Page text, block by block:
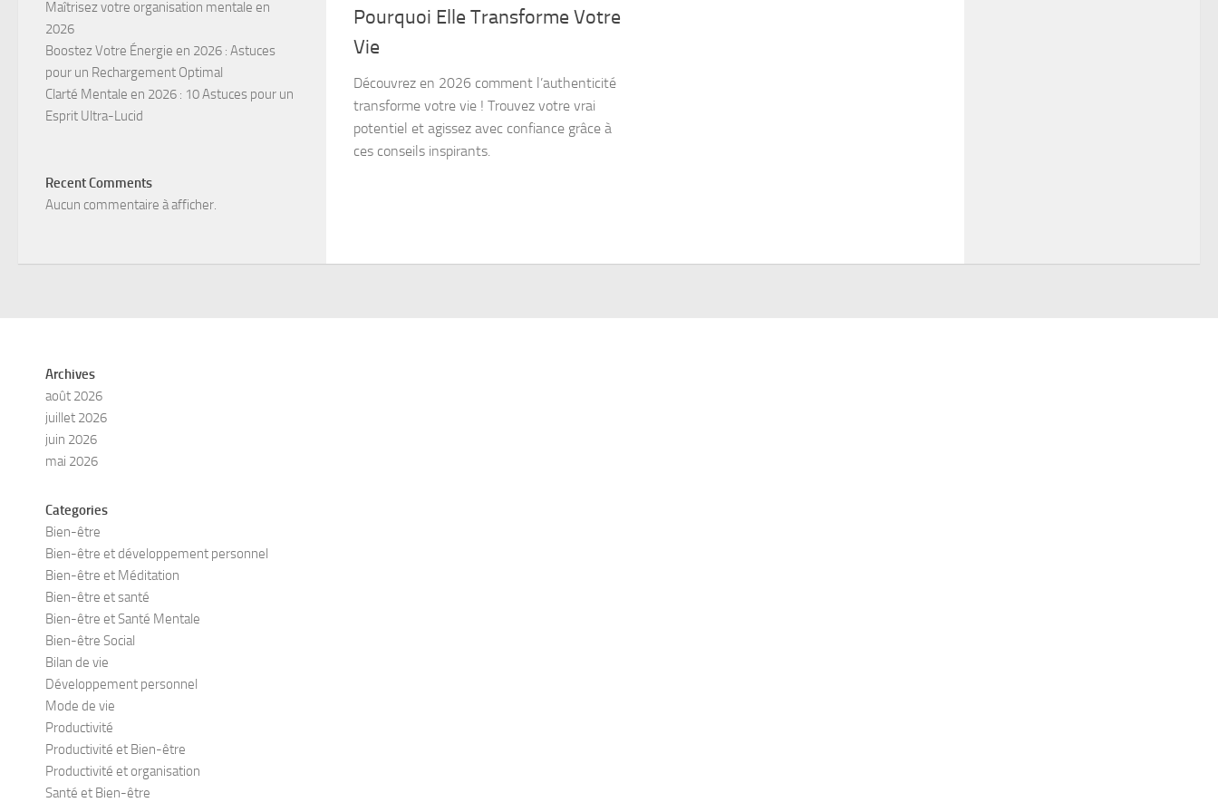
Pourquoi Elle Transforme Votre
Vie
Découvrez en 2026 comment l’authenticité
transforme votre vie ! Trouvez votre vrai
potentiel et agissez avec confiance grâce à
ces conseils inspirants.
Maîtrisez votre organisation mentale en
2026
Boostez Votre Énergie en 2026 : Astuces
pour un Rechargement Optimal
Clarté Mentale en 2026 : 10 Astuces pour un
Esprit Ultra-Lucid
Recent Comments
Aucun commentaire à afficher.
Archives
août 2026
juillet 2026
juin 2026
mai 2026
Categories
Bien-être
Bien-être et développement personnel
Bien-être et Méditation
Bien-être et santé
Bien-être et Santé Mentale
Bien-être Social
Bilan de vie
Développement personnel
Mode de vie
Productivité
Productivité et Bien-être
Productivité et organisation
Santé et Bien-être